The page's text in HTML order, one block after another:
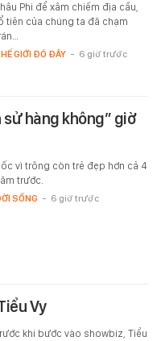
Phi để xâm chiếm địa cầu,
tiên của chúng ta đã chạm
GIỚI ĐÓ ĐÂY - 6 giờ trước
hàng không” giờ
vì trông còn trẻ đẹp hơn cả 4
trước.
SỐNG - 6 giờ trước
Vy
khi bước vào showbiz, Tiểu